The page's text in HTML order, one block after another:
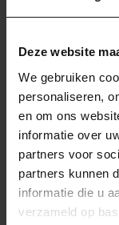
Deze website
We gebruiken
personaliseren,
en om ons
informatie over
partners voor
partners kunnen
informatie die u
verzameld op
van de
Tracking:
trace-
DPD,
staat en